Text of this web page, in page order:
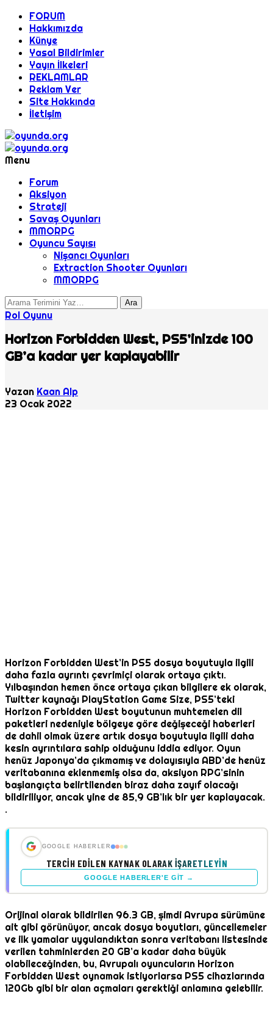
FORUM
Hakkımızda
Künye
Yasal Bildirimler
Yayın İlkeleri
REKLAMLAR
Reklam Ver
Site Hakkında
İletişim
Menu
Forum
Aksiyon
Strateji
Savaş Oyunları
MMORPG
Oyuncu Sayısı
Nişancı Oyunları
Extraction Shooter Oyunları
MMORPG
Rol Oyunu
Horizon Forbidden West, PS5’inizde 100
GB’a kadar yer kaplayabilir
Yazan Kaan Alp
23 Ocak 2022
Horizon Forbidden West’in PS5 dosya boyutuyla ilgili
daha fazla ayrıntı çevrimiçi olarak ortaya çıktı.
Yılbaşından hemen önce ortaya çıkan bilgilere ek olarak,
Twitter kaynağı PlayStation Game Size, PS5’teki
Horizon Forbidden West boyutunun muhtemelen dil
paketleri nedeniyle bölgeye göre değişeceği haberleri
de dahil olmak üzere artık dosya boyutuyla ilgili daha
kesin ayrıntılara sahip olduğunu iddia ediyor. Oyun
henüz Japonya’da çıkmamış ve dolayısıyla ABD’de henüz
veritabanına eklenmemiş olsa da, aksiyon RPG’sinin
başlangıçta belirtilenden biraz daha zayıf olacağı
bildiriliyor, ancak yine de 85,9 GB’lık bir yer kaplayacak.
.
GOOGLE HABERLER
TERCIH EDILEN KAYNAK OLARAK İŞARETLEYIN
GOOGLE HABERLER'E GIT →
Orijinal olarak bildirilen 96.3 GB, şimdi Avrupa sürümüne
ait gibi görünüyor, ancak dosya boyutları, güncellemeler
ve ilk yamalar uygulandıktan sonra veritabanı listesinde
verilen tahminlerden 20 GB’a kadar daha büyük
olabileceğinden, bu, Avrupalı ​​oyuncuların Horizon
Forbidden West oynamak istiyorlarsa PS5 cihazlarında
120Gb gibi bir alan açmaları gerektiği anlamına gelebilir.